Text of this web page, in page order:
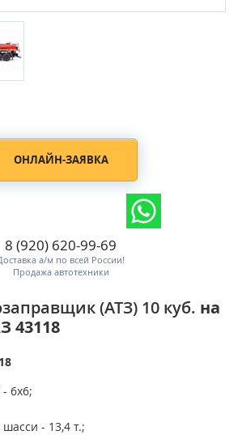
ОНЛАЙН-ЗАЯВКА
8 (920) 620-99-69
а/м по всей России!
Продажа автотехники
(АТЗ) 10 куб. на
43118
6х6;
- 13,4 т.;